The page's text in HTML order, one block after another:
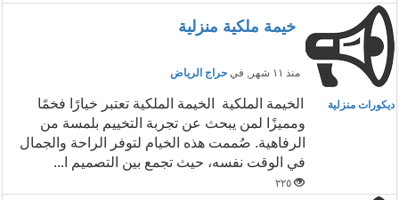
خيمة ملكية منزلية
منذ ١١ شهر , في حراج الرياض
ديكورات منزلية
الخيمة الملكية الخيمة الملكية تعتبر خيارًا فخمًا
ومميزًا لمن يبحث عن تجربة التخييم بلمسة من
الرفاهية. صُممت هذه الخيام لتوفر الراحة والجمال
في الوقت نفسه، حيث تجمع بين التصميم ا...
٢٢٥